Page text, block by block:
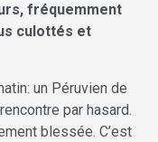
fréquemment
culottés et
un Péruvien de
par hasard.
blessée. C’est